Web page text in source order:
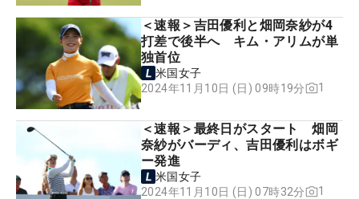
＜速報＞吉田優利と畑岡奈紗が4
打差で後半へ キム・アリムが単
独首位
米国女子
2024年11月10日 (日) 09時19分
1
＜速報＞最終日がスタート 畑岡
奈紗がバーディ、吉田優利はボギ
ー発進
米国女子
2024年11月10日 (日) 07時32分
1